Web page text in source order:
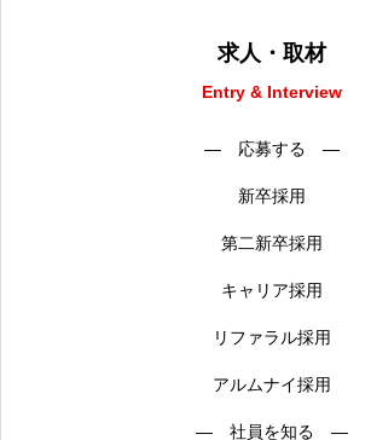
求人・取材
Entry & Interview
― 応募する ―
新卒採用
第二新卒採用
キャリア採用
リファラル採用
アルムナイ採用
― 社員を知る ―